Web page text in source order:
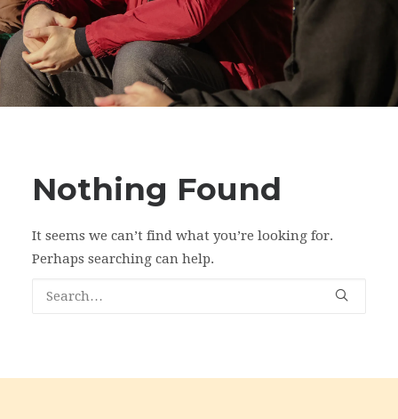
Bliv frivillig
Nyheder
Nothing Found
It seems we can’t find what you’re looking for.
Perhaps searching can help.